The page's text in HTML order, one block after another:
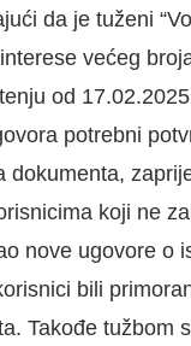
da je tuženi
većeg
od
potrebni
dokumenta,
koji ne
nove ugovore o
bili
Takođe tužbom